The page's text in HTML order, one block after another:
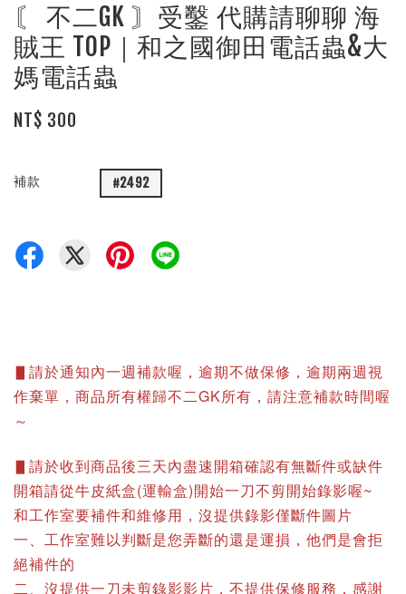
〘 不二GK 〙受鑿 代購請聊聊 海
賊王 TOP｜和之國御田電話蟲&大
媽電話蟲
NT$ 300
補款 #2492
▋請於通知內一週補款喔，逾期不做保修，逾期兩週視
作棄單，商品所有權歸不二GK所有，請注意補款時間喔
～
▋請於收到商品後三天內盡速開箱確認有無斷件或缺件
開箱請從牛皮紙盒(運輸盒)開始一刀不剪開始錄影喔~
和工作室要補件和維修用，沒提供錄影僅斷件圖片
一、工作室難以判斷是您弄斷的還是運損，他們是會拒
絕補件的
二、沒提供一刀未剪錄影影片，不提供保修服務，感謝